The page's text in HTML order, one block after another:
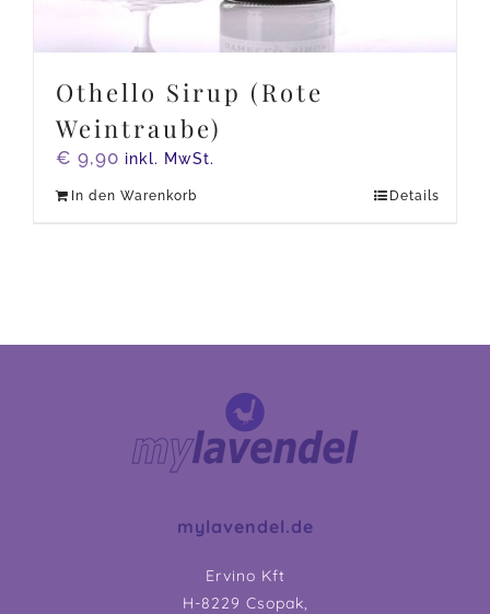
Othello Sirup (Rote
Weintraube)
€ 9,90 inkl. MwSt.
In den Warenkorb Details
mylavendel.de
Ervino Kft
H-8229 Csopak,